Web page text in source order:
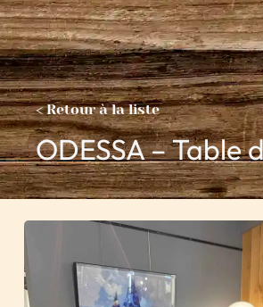
< Retour à la liste
ODESSA – Table